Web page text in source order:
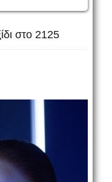
στο 2125